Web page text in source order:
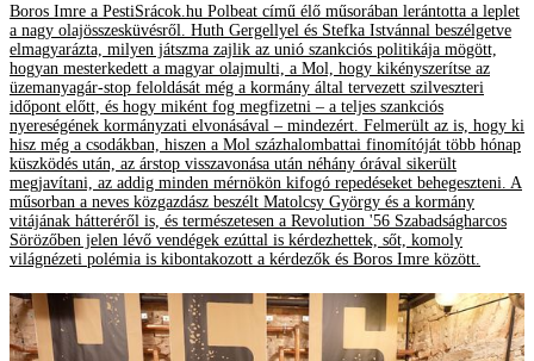
Boros Imre a PestiSrácok.hu Polbeat című élő műsorában lerántotta a leplet
a nagy olajösszesküvésről. Huth Gergellyel és Stefka Istvánnal beszélgetve
elmagyarázta, milyen játszma zajlik az unió szankciós politikája mögött,
hogyan mesterkedett a magyar olajmulti, a Mol, hogy kikényszerítse az
üzemanyagár-stop feloldását még a kormány által tervezett szilveszteri
időpont előtt, és hogy miként fog megfizetni – a teljes szankciós
nyereségének kormányzati elvonásával – mindezért. Felmerült az is, hogy ki
hisz még a csodákban, hiszen a Mol százhalombattai finomítóját több hónap
küszködés után, az árstop visszavonása után néhány órával sikerült
megjavítani, az addig minden mérnökön kifogó repedéseket behegeszteni. A
műsorban a neves közgazdász beszélt Matolcsy György és a kormány
vitájának hátteréről is, és természetesen a Revolution '56 Szabadságharcos
Sörözőben jelen lévő vendégek ezúttal is kérdezhettek, sőt, komoly
világnézeti polémia is kibontakozott a kérdezők és Boros Imre között.